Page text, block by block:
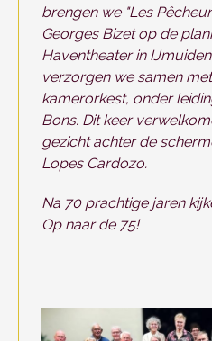
brengen we "Les
Georges Bizet op de
Haventheater in
verzorgen we samen
kamerorkest, onder
Bons. Dit keer
gezicht achter de
Lopes Cardozo.
Na 70 prachtige jaren
Op naar de 75!